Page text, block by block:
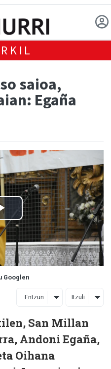
saioa,
Egaña
Googlen
Entzun Itzuli
San Millan
Andoni Egaña,
Oihana